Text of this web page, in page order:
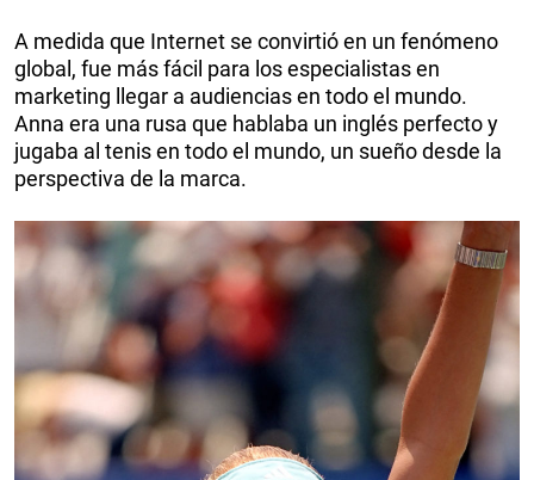
A medida que Internet se convirtió en un fenómeno
global, fue más fácil para los especialistas en
marketing llegar a audiencias en todo el mundo.
Anna era una rusa que hablaba un inglés perfecto y
jugaba al tenis en todo el mundo, un sueño desde la
perspectiva de la marca.